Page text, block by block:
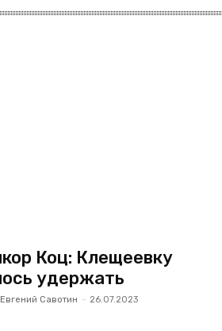
Коц: Клещеевку
удержать
Евгений Савотин - 26.07.2023